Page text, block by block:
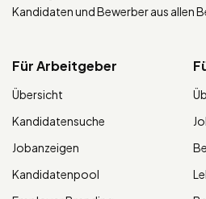
Kandidaten und Bewerber aus allen
Für Arbeitgeber
Übersicht
Kandidatensuche
Jobanzeigen
Kandidatenpool